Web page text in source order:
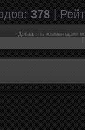
:378|
Добавлять комментарии